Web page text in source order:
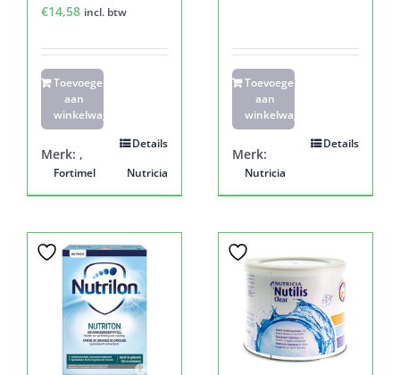
€14,58 incl. btw
Toevoegen
aan
winkelwagen
Details
Merk:
Fortimel
,
Nutricia
Toevoegen
aan
winkelwagen
Details
Merk:
Nutricia